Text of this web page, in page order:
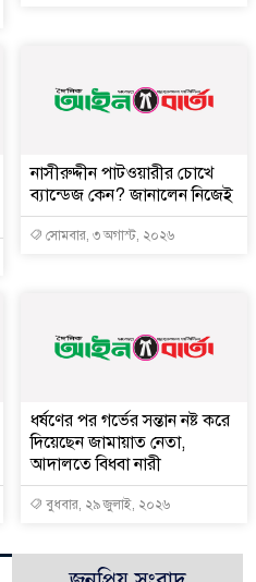
নাসীরুদ্দীন পাটওয়ারীর চোখে
ব্যান্ডেজ কেন? জানালেন নিজেই
সোমবার, ৩ অগাস্ট, ২০২৬
ধর্ষণের পর গর্ভের সন্তান নষ্ট করে
দিয়েছেন জামায়াত নেতা,
আদালতে বিধবা নারী
বুধবার, ২৯ জুলাই, ২০২৬